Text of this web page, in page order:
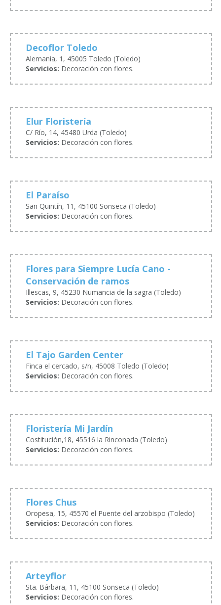
Decoflor Toledo
Alemania, 1, 45005 Toledo (Toledo)
Servicios: Decoración con flores.
Elur Floristería
C/ Río, 14, 45480 Urda (Toledo)
Servicios: Decoración con flores.
El Paraíso
San Quintín, 11, 45100 Sonseca (Toledo)
Servicios: Decoración con flores.
Flores para Siempre Lucía Cano -
Conservación de ramos
Illescas, 9, 45230 Numancia de la sagra (Toledo)
Servicios: Decoración con flores.
El Tajo Garden Center
Finca el cercado, s/n, 45008 Toledo (Toledo)
Servicios: Decoración con flores.
Floristería Mi Jardín
Costitución,18, 45516 la Rinconada (Toledo)
Servicios: Decoración con flores.
Flores Chus
Oropesa, 15, 45570 el Puente del arzobispo (Toledo)
Servicios: Decoración con flores.
Arteyflor
Sta. Bárbara, 11, 45100 Sonseca (Toledo)
Servicios: Decoración con flores.